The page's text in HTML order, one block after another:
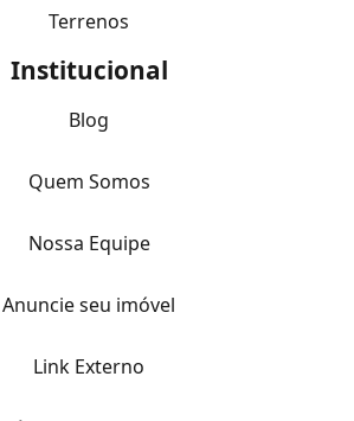
Terrenos
Institucional
Blog
Quem Somos
Nossa Equipe
Anuncie seu imóvel
Link Externo